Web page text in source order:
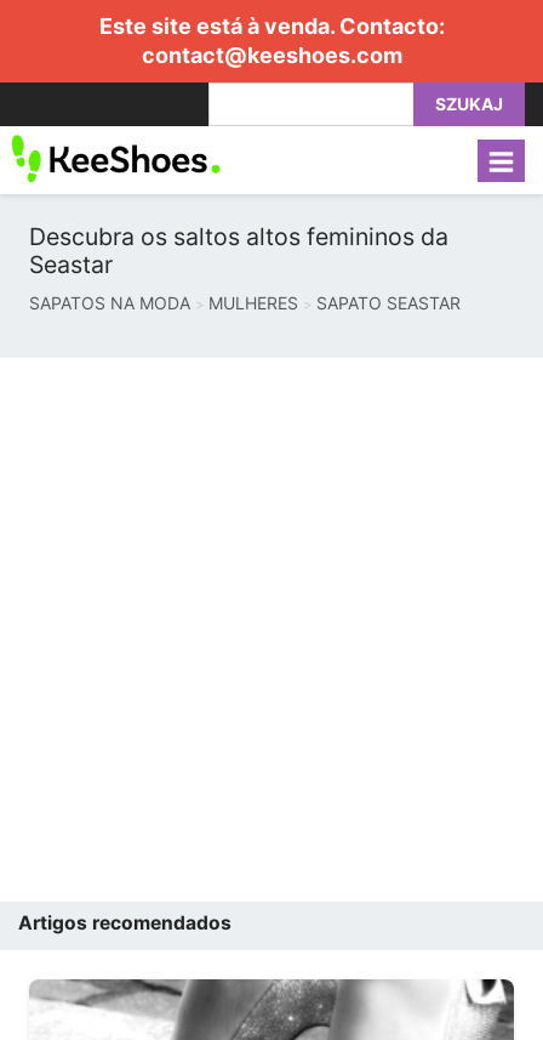
Este site está à venda. Contacto:
contact@keeshoes.com
SZUKAJ
Descubra os saltos altos femininos da
Seastar
SAPATOS NA MODA MULHERES SAPATO SEASTAR
Artigos recomendados